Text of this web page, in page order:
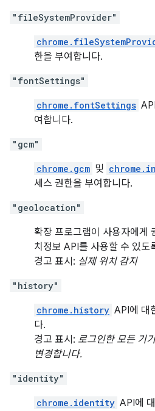
"fileSystemProvider"
한을 부여합니다.
"fontSettings"
chrome.fontSettings
여합니다.
"gcm"
chrome.gcm 및
세스 권한을 부여합니다.
"geolocation"
확장 프로그램이 사용자에게
치정보 API를 사용할 수 있도
경고 표시: 실제 위치 감지
"history"
chrome.history API에 대
다.
경고 표시: 로그인한 모든 기
변경합니다.
"identity"
chrome.identity API에